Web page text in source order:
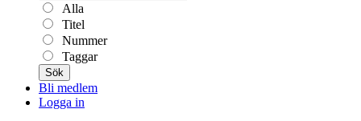
Alla
Titel
Nummer
Taggar
Sök
Bli medlem
Logga in